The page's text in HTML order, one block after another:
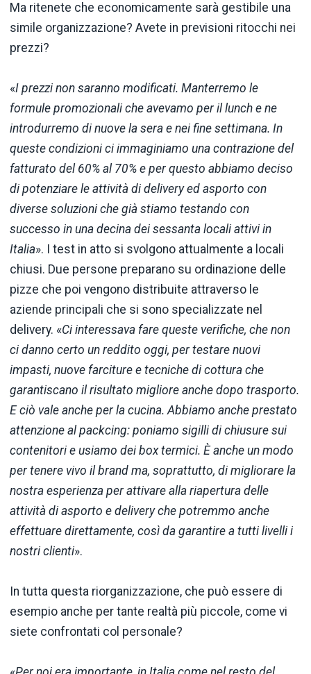
Ma ritenete che economicamente sarà gestibile una
simile organizzazione? Avete in previsioni ritocchi nei
prezzi?
«I prezzi non saranno modificati. Manterremo le
formule promozionali che avevamo per il lunch e ne
introdurremo di nuove la sera e nei fine settimana. In
queste condizioni ci immaginiamo una contrazione del
fatturato del 60% al 70% e per questo abbiamo deciso
di potenziare le attività di delivery ed asporto con
diverse soluzioni che già stiamo testando con
successo in una decina dei sessanta locali attivi in
Italia». I test in atto si svolgono attualmente a locali
chiusi. Due persone preparano su ordinazione delle
pizze che poi vengono distribuite attraverso le
aziende principali che si sono specializzate nel
delivery. «Ci interessava fare queste verifiche, che non
ci danno certo un reddito oggi, per testare nuovi
impasti, nuove farciture e tecniche di cottura che
garantiscano il risultato migliore anche dopo trasporto.
E ciò vale anche per la cucina. Abbiamo anche prestato
attenzione al packcing: poniamo sigilli di chiusure sui
contenitori e usiamo dei box termici. È anche un modo
per tenere vivo il brand ma, soprattutto, di migliorare la
nostra esperienza per attivare alla riapertura delle
attività di asporto e delivery che potremmo anche
effettuare direttamente, così da garantire a tutti livelli i
nostri clienti».
In tutta questa riorganizzazione, che può essere di
esempio anche per tante realtà più piccole, come vi
siete confrontati col personale?